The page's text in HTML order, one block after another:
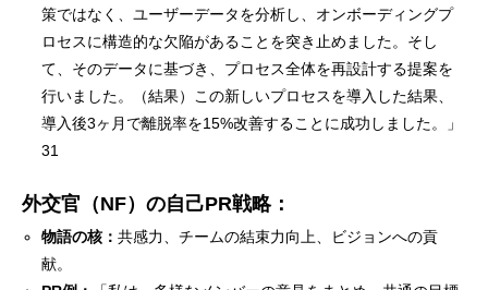
策ではなく、ユーザーデータを分析し、オンボーディングプ
ロセスに構造的な欠陥があることを突き止めました。そし
て、そのデータに基づき、プロセス全体を再設計する提案を
行いました。（結果）この新しいプロセスを導入した結果、
導入後3ヶ月で離脱率を15%改善することに成功しました。」
31
外交官（NF）の自己PR戦略：
物語の核：共感力、チームの結束力向上、ビジョンへの貢
献。